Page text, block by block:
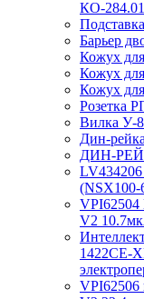
КО-
Барьер
Кожух
Кожух
Кожух
Розетка
Вилка У-
Дин-
ДИН-
LV434206
(NSX100-
VPI62504
V2
1422CE-
VPI62506